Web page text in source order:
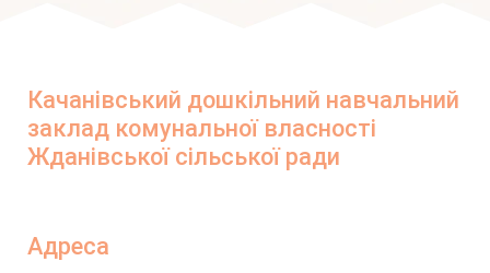
Качанівський дошкільний навчальний
заклад комунальної власності
Жданівської сільської ради
Адреса